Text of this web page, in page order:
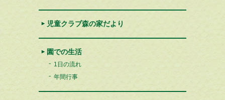
児童クラブ森の家だより
園での生活
1日の流れ
年間行事